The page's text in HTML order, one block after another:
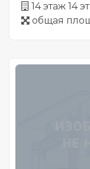
14 этаж 14
общая